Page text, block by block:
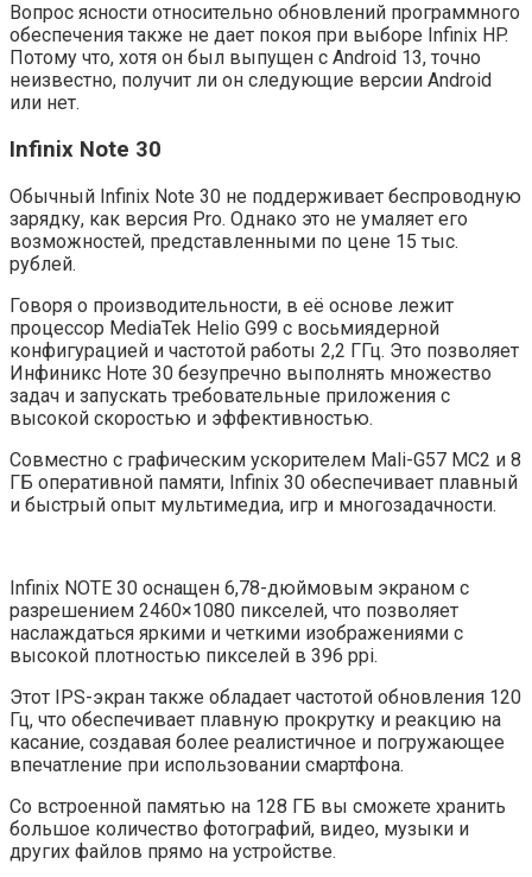
Вопрос ясности относительно обновлений программного
обеспечения также не дает покоя при выборе Infinix HP.
Потому что, хотя он был выпущен с Android 13, точно
неизвестно, получит ли он следующие версии Android
или нет.
Infinix Note 30
Обычный Infinix Note 30 не поддерживает беспроводную
зарядку, как версия Pro. Однако это не умаляет его
возможностей, представленными по цене 15 тыс.
рублей.
Говоря о производительности, в её основе лежит
процессор MediaTek Helio G99 с восьмиядерной
конфигурацией и частотой работы 2,2 ГГц. Это позволяет
Инфиникс Ноте 30 безупречно выполнять множество
задач и запускать требовательные приложения с
высокой скоростью и эффективностью.
Совместно с графическим ускорителем Mali-G57 MC2 и 8
ГБ оперативной памяти, Infinix 30 обеспечивает плавный
и быстрый опыт мультимедиа, игр и многозадачности.
Infinix NOTE 30 оснащен 6,78-дюймовым экраном с
разрешением 2460×1080 пикселей, что позволяет
наслаждаться яркими и четкими изображениями с
высокой плотностью пикселей в 396 ppi.
Этот IPS-экран также обладает частотой обновления 120
Гц, что обеспечивает плавную прокрутку и реакцию на
касание, создавая более реалистичное и погружающее
впечатление при использовании смартфона.
Со встроенной памятью на 128 ГБ вы сможете хранить
большое количество фотографий, видео, музыки и
других файлов прямо на устройстве.